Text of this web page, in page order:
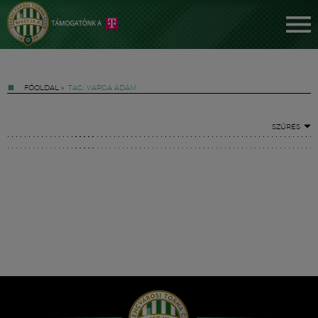
FŐOLDAL » TAG: VARGA ÁDÁM
SZŰRÉS
Hírek